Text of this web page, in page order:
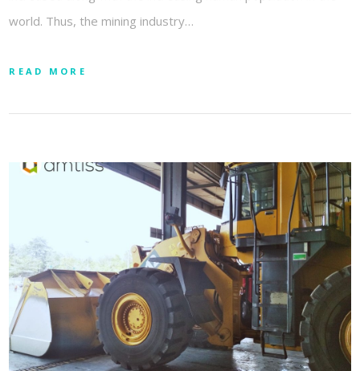
world. Thus, the mining industry…
READ MORE